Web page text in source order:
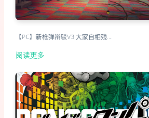
【PC】新枪弹辩驳V3 大家自相残…
阅读更多